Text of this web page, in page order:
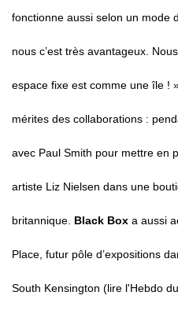
fonctionne aussi selon un mode
nous c’est très avantageux.
espace fixe est comme une île !
mérites des collaborations :
avec Paul Smith pour mettre en
artiste Liz Nielsen dans une
britannique. Black Box a aussi
Place, futur pôle d’expositions
South Kensington (lire l'Hebdo